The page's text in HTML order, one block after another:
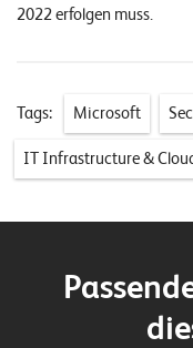
2022 erfolgen muss.
Tags: Microsoft
IT Infrastructure &